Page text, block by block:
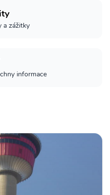
a zážitky
informace